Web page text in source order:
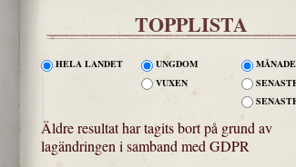
TOPPLISTA
HELA LANDET
UNGDOM
VUXEN
Äldre resultat har tagits bort på grund av
lagändringen i samband med GDPR